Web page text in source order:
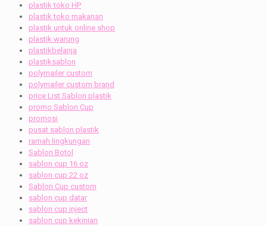
plastik toko HP
plastik toko makanan
plastik untuk online shop
plastik warung
plastikbelanja
plastiksablon
polymailer custom
polymailer custom brand
price List Sablon plastik
promo Sablon Cup
promosi
pusat sablon plastik
ramah lingkungan
Sablon Botol
sablon cup 16 oz
sablon cup 22 oz
Sablon Cup custom
sablon cup datar
sablon cup inject
sablon cup kekinian